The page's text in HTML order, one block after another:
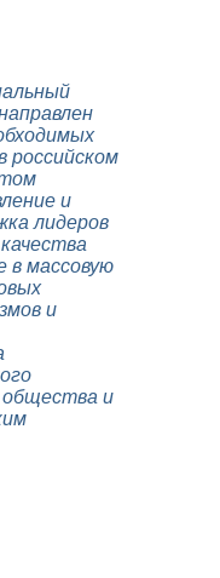
российском
и
лидеров
в массовую
и
и